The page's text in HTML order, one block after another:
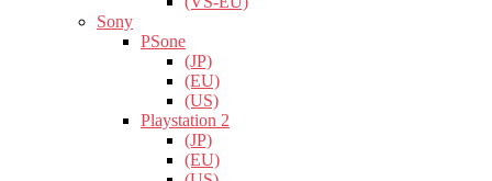
Sony
PSone
(JP)
(EU)
(US)
Playstation 2
(JP)
(EU)